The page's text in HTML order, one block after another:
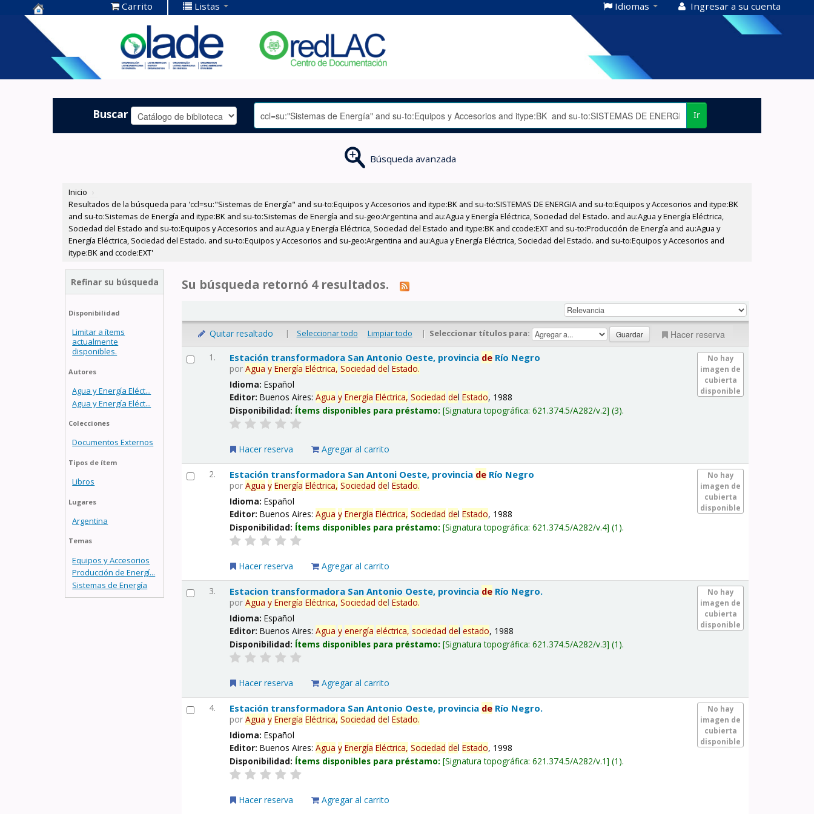
Centro de
Documentación
OLADE -
Carrito Listas Idiomas Ingresar a su cuenta
Buscar Ir
Búsqueda avanzada
Inicio ›
Resultados de la búsqueda para 'ccl=su:"Sistemas de Energía" and su-to:Equipos y Accesorios and itype:BK and su-to:SISTEMAS DE ENERGIA and su-to:Equipos y Accesorios and itype:BK
and su-to:Sistemas de Energía and itype:BK and su-to:Sistemas de Energía and su-geo:Argentina and au:Agua y Energía Eléctrica, Sociedad del Estado. and au:Agua y Energía Eléctrica,
Sociedad del Estado and su-to:Equipos y Accesorios and au:Agua y Energía Eléctrica, Sociedad del Estado and itype:BK and ccode:EXT and su-to:Producción de Energía and au:Agua y
Energía Eléctrica, Sociedad del Estado. and su-to:Equipos y Accesorios and su-geo:Argentina and au:Agua y Energía Eléctrica, Sociedad del Estado. and su-to:Equipos y Accesorios and
itype:BK and ccode:EXT'
Refinar su búsqueda
Disponibilidad
Limitar a ítems
actualmente
disponibles.
Autores
Agua y Energía Eléct...
Agua y Energía Eléct...
Colecciones
Documentos Externos
Tipos de ítem
Libros
Lugares
Argentina
Temas
Equipos y Accesorios
Producción de Energí...
Sistemas de Energía
Su búsqueda retornó 4 resultados.
Quitar resaltado | Seleccionar todo Limpiar todo | Seleccionar títulos para: Hacer reserva
1.
No hay
imagen de
cubierta
disponible
Estación transformadora San Antonio Oeste, provincia de Río Negro
porAgua y Energía Eléctrica, Sociedad delEstado.
Idioma:Español
Editor:Buenos Aires:Agua y Energía Eléctrica, Sociedad delEstado, 1988
Disponibilidad: Ítems disponibles para préstamo: Signatura topográfica:621.374.5/A282/v.2 (3).
Hacer reserva Agregar al carrito
2.
No hay
imagen de
cubierta
disponible
Estación transformadora San Antoni Oeste, provincia de Río Negro
porAgua y Energía Eléctrica, Sociedad delEstado.
Idioma:Español
Editor:Buenos Aires:Agua y Energía Eléctrica, Sociedad delEstado, 1988
Disponibilidad: Ítems disponibles para préstamo: Signatura topográfica:621.374.5/A282/v.4 (1).
Hacer reserva Agregar al carrito
3.
No hay
imagen de
cubierta
disponible
Estacion transformadora San Antonio Oeste, provincia de Río Negro.
porAgua y Energía Eléctrica, Sociedad delEstado.
Idioma:Español
Editor:Buenos Aires:Agua y energía eléctrica, sociedad delestado, 1988
Disponibilidad: Ítems disponibles para préstamo: Signatura topográfica:621.374.5/A282/v.3 (1).
Hacer reserva Agregar al carrito
4.
No hay
imagen de
cubierta
disponible
Estación transformadora San Antonio Oeste, provincia de Río Negro.
porAgua y Energía Eléctrica, Sociedad delEstado.
Idioma:Español
Editor:Buenos Aires:Agua y Energía Eléctrica, Sociedad delEstado, 1998
Disponibilidad: Ítems disponibles para préstamo: Signatura topográfica:621.374.5/A282/v.1 (1).
Hacer reserva Agregar al carrito